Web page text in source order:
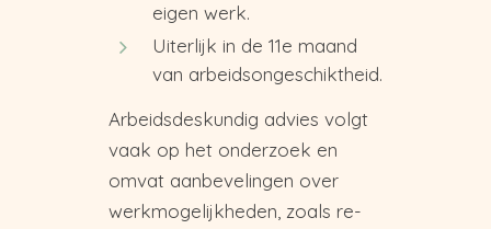
eigen werk.
Uiterlijk in de 11e maand
van arbeidsongeschiktheid.
Arbeidsdeskundig advies volgt
vaak op het onderzoek en
omvat aanbevelingen over
werkmogelijkheden, zoals re-